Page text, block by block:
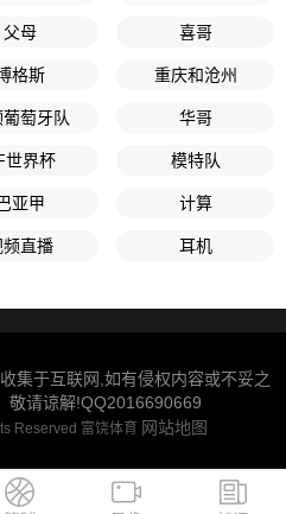
父母 喜哥
格斯 重庆和沧州
萄牙队 华哥
世界杯 模特队
亚甲 计算
频直播 耳机
集于互联网,如有侵权内容或不妥之
敬请谅解!QQ2016690669
Reserved 富饶体育 网站地图